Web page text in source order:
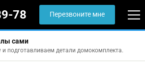
78 Перезвоните мне
сами
и подготавливаем детали домокомплекта.